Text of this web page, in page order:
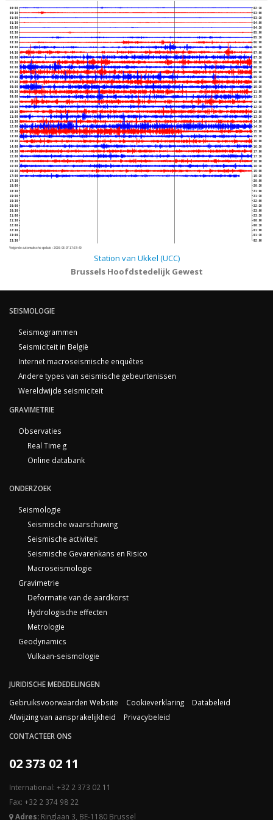
00:00
00:30
01:00
01:30
02:00
02:30
03:00
03:30
04:00
04:30
05:00
05:30
06:00
06:30
07:00
07:30
08:00
08:30
09:00
09:30
10:00
10:30
11:00
11:30
12:00
12:30
13:00
13:30
14:00
14:30
15:00
15:30
16:00
16:30
17:00
17:30
18:00
18:30
19:00
19:30
20:00
20:30
21:00
21:30
22:00
22:30
23:00
23:30
02:30
03:00
03:30
04:00
04:30
05:00
05:30
06:00
06:30
07:00
07:30
08:00
08:30
09:00
09:30
10:00
10:30
11:00
11:30
12:00
12:30
13:00
13:30
14:00
14:30
15:00
15:30
16:00
16:30
17:00
17:30
18:00
18:30
19:00
19:30
20:00
20:30
21:00
21:30
22:00
22:30
23:00
23:30
00:00
00:30
01:00
01:30
02:00
Volgende automatische update : 2026-08-07 17:37:40
Station van Ukkel (UCC)
Brussels Hoofdstedelijk Gewest
SEISMOLOGIE
Seismogrammen
Seismiciteit in België
Internet macroseismische enquêtes
Andere types van seismische gebeurtenissen
Wereldwijde seismiciteit
GRAVIMETRIE
Observaties
Real Time g
Online databank
ONDERZOEK
Seismologie
Seismische waarschuwing
Seismische activiteit
Seismische Gevarenkans en Risico
Macroseismologie
Gravimetrie
Deformatie van de aardkorst
Hydrologische effecten
Metrologie
Geodynamics
Vulkaan-seismologie
JURIDISCHE MEDEDELINGEN
Gebruiksvoorwaarden Website
Cookieverklaring
Databeleid
Afwijzing van aansprakelijkheid
Privacybeleid
CONTACTEER ONS
02 373 02 11
International: +32 2 373 02 11
Fax: +32 2 374 98 22
Adres: Ringlaan 3, BE-1180 Brussel